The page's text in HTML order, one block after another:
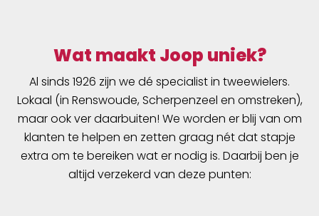
Wat maakt Joop uniek?
Al sinds 1926 zijn we dé specialist in tweewielers.
Lokaal (in Renswoude, Scherpenzeel en omstreken),
maar ook ver daarbuiten! We worden er blij van om
klanten te helpen en zetten graag nét dat stapje
extra om te bereiken wat er nodig is. Daarbij ben je
altijd verzekerd van deze punten: